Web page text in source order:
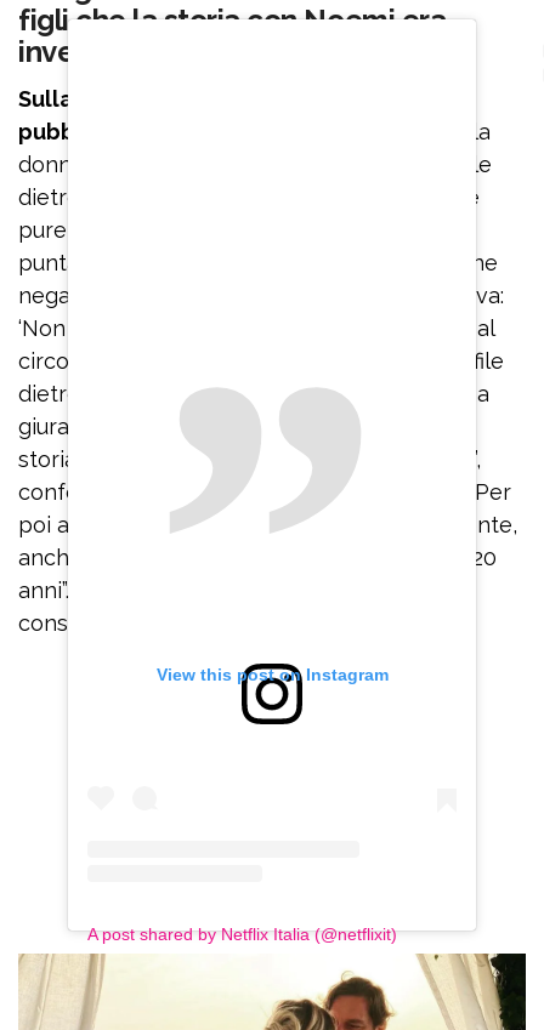
figli che la storia con Noemi era
inventata”
Sulla bocca di tutti erano finiti gli scatti
pubblicati da “Dagospia”
che mostravano la
donna seduta in tribuna allo stadio, poche file
dietro l’ex calciatore. La presentatrice, come
pure il consorte, aveva difeso il matrimonio
puntando il dito contro la stampa. L’ex Pupone
negava di conoscere Noemi Bocchi: “Mi diceva:
‘Non so chi sia, forse me l’hanno presentata al
circolo del Padel. Guarda la foto, sta cinque file
dietro, non è vicino a me'”. “Francesco Totti ha
giurato di fronte a me e ai nostri figli che la
storia con Noemi Bocchi era tutta inventata”,
confessa Ilary Blasi scoppiando a piangere. Per
poi aggiungere: “Facevamo sess0 regolarmente,
anche più di una coppia che sta insieme da 20
anni”. La conduttrice decide di credere al
consorte ma il loro rapporto si incrina.
View this post on Instagram
A post shared by Netflix Italia (@netflixit)